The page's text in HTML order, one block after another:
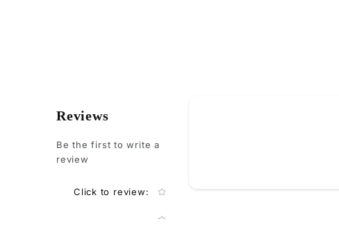
Reviews
Be the first to write a
review
Click to review: